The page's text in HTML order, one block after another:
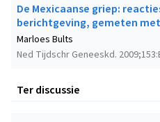
De Mexicaanse griep:
berichtgeving, gemeten
Ned Tijdschr Geneeskd.
Marloes Bults
Ter discussie